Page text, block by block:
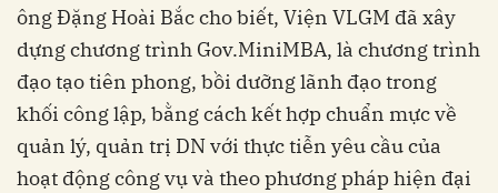
ông Đặng Hoài Bắc cho biết, Viện VLGM đã xây
dựng chương trình Gov.MiniMBA, là chương trình
đạo tạo tiên phong, bồi dưỡng lãnh đạo trong
khối công lập, bằng cách kết hợp chuẩn mực về
quản lý, quản trị DN với thực tiễn yêu cầu của
hoạt động công vụ và theo phương pháp hiện đại